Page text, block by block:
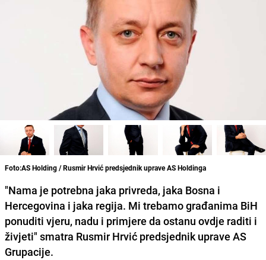
Foto:AS Holding / Rusmir Hrvić predsjednik uprave AS Holdinga
"Nama je potrebna jaka privreda, jaka Bosna i
Hercegovina i jaka regija. Mi trebamo građanima BiH
ponuditi vjeru, nadu i primjere da ostanu ovdje raditi i
živjeti" smatra Rusmir Hrvić predsjednik uprave AS
Grupacije.